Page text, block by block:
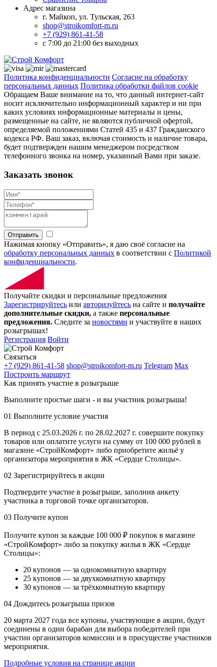
Адрес магазина
г. Майкоп, ул. Тульская, 263
shop@stroikomfort-m.ru
+7 (929) 861-41-58
с 7:00 до 21:00 без выходных
Политика конфиденциальности Согласие на обработку
персональных данных Политика обработки файлов cookie
Обращаем Ваше внимание на то, что данный интернет-сайт
носит исключительно информационный характер и ни при
каких условиях информационные материалы и цены,
размещенные на сайте, не являются публичной офертой,
определяемой положениями Статей 435 и 437 Гражданского
кодекса РФ. Ваш заказ, включая стоимость и наличие товара,
будет подтвержден нашим менеджером посредством
телефонного звонка на номер, указанный Вами при заказе.
Заказать звонок
Отправить
Нажимая кнопку «Отправить», я даю своё согласие на
обработку персональных данных в соответствии с Политикой
конфиденциальности.
Получайте скидки и персональные предложения
Зарегистрируйтесь или авторизуйтесь на сайте и получайте
дополнительные скидки, а также персональные
предложения. Следите за новостями и участвуйте в наших
розыгрышах!
Регистрация Войти
Связаться
+7 (929) 861-41-58 shop@stroikomfort-m.ru Telegram Max
Построить маршрут
Как принять участие в розыгрыше
Выполните простые шаги - и вы участник розыгрыша!
01 Выполните условие участия
В период с 25.03.2026 г. по 28.02.2027 г. совершите покупку
товаров или оплатите услуги на сумму от 100 000 рублей в
магазине «СтройКомфорт» либо приобретите жильё у
организатора мероприятия в ЖК «Сердце Столицы».
02 Зарегистрируйтесь в акции
Подтвердите участие в розыгрыше, заполнив анкету
участника в торговой точке организаторов.
03 Получите купон
Получите купон за каждые 100 000 ₽ покупок в магазине
«СтройКомфорт» либо за покупку жилья в ЖК «Сердце
Столицы»:
20 купонов — за однокомнатную квартиру
25 купонов — за двухкомнатную квартиру
30 купонов — за трёхкомнатную квартиру
04 Дождитесь розыгрыша призов
20 марта 2027 года все купоны, участвующие в акции, будут
соединены в один барабан для выбора победителей при
участии организаторов комиссии и в присуществе участников
мероприятия.
Подробные условия на странице акции